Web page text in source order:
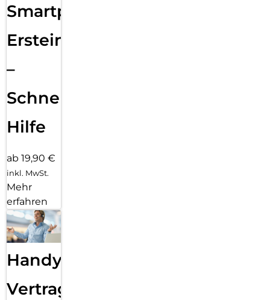
Smartphone
Ersteinrichtung
–
Schnelle
Hilfe
ab 19,90 €
inkl. MwSt.
Mehr
erfahren
Handy
Vertragsabwicklung